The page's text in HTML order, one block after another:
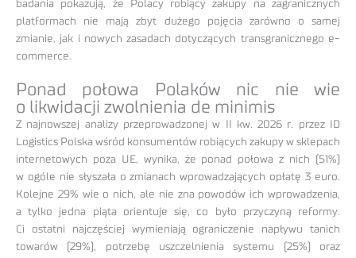
badania pokazują, że Polacy robiący zakupy na zagranicznych
platformach nie mają zbyt dużego pojęcia zarówno o samej
zmianie, jak i nowych zasadach dotyczących transgranicznego e-
commerce.
Ponad połowa Polaków nic nie wie
o likwidacji zwolnienia de minimis
Z najnowszej analizy przeprowadzonej w II kw. 2026 r. przez ID
Logistics Polska wśród konsumentów robiących zakupy w sklepach
internetowych poza UE, wynika, że ponad połowa z nich (51%)
w ogóle nie słyszała o zmianach wprowadzających opłatę 3 euro.
Kolejne 29% wie o nich, ale nie zna powodów ich wprowadzenia,
a tylko jedna piąta orientuje się, co było przyczyną reformy.
Ci ostatni najczęściej wymieniają ograniczenie napływu tanich
towarów (29%), potrzebę uszczelnienia systemu (25%) oraz